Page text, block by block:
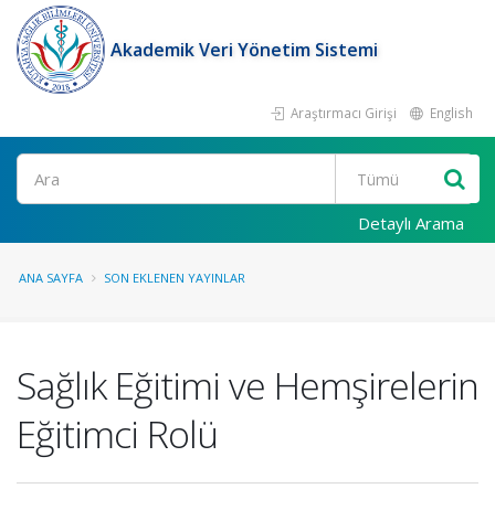
Akademik Veri Yönetim Sistemi
Araştırmacı Girişi English
Ara
Detaylı Arama
ANA SAYFA SON EKLENEN YAYINLAR
Sağlık Eğitimi ve Hemşirelerin
Eğitimci Rolü